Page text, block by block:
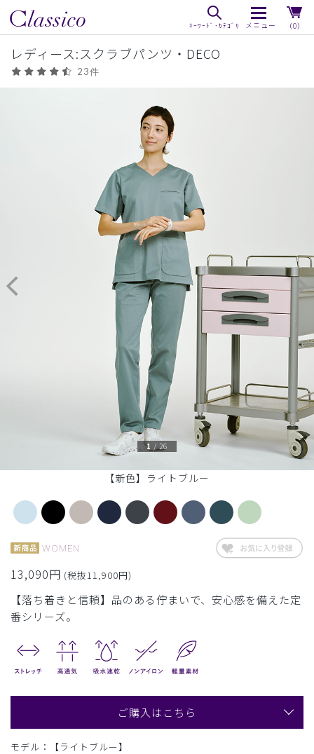
（0）
レディース:スクラブパンツ・DECO
23件
【新色】ライトブルー
1 /26
WOMEN
13,090円 (税抜11,900円)
【落ち着きと信頼】品のある佇まいで、安心感を備えた定
番シリーズ。
ご購入はこちら
モデル：【ライトブルー】